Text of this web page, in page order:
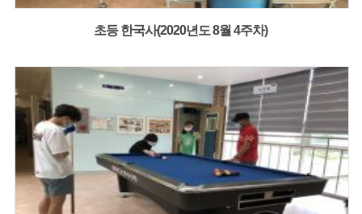
초등 한국사(2020년도 8월 4주차)